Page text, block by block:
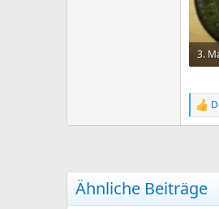
3.
R
e
i
o
n
Ähnliche Beiträge